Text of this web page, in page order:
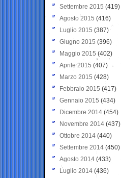
Settembre 2015 (419)
Agosto 2015 (416)
Luglio 2015 (387)
Giugno 2015 (396)
Maggio 2015 (402)
Aprile 2015 (407)
Marzo 2015 (428)
Febbraio 2015 (417)
Gennaio 2015 (434)
Dicembre 2014 (454)
Novembre 2014 (437)
Ottobre 2014 (440)
Settembre 2014 (450)
Agosto 2014 (433)
Luglio 2014 (436)